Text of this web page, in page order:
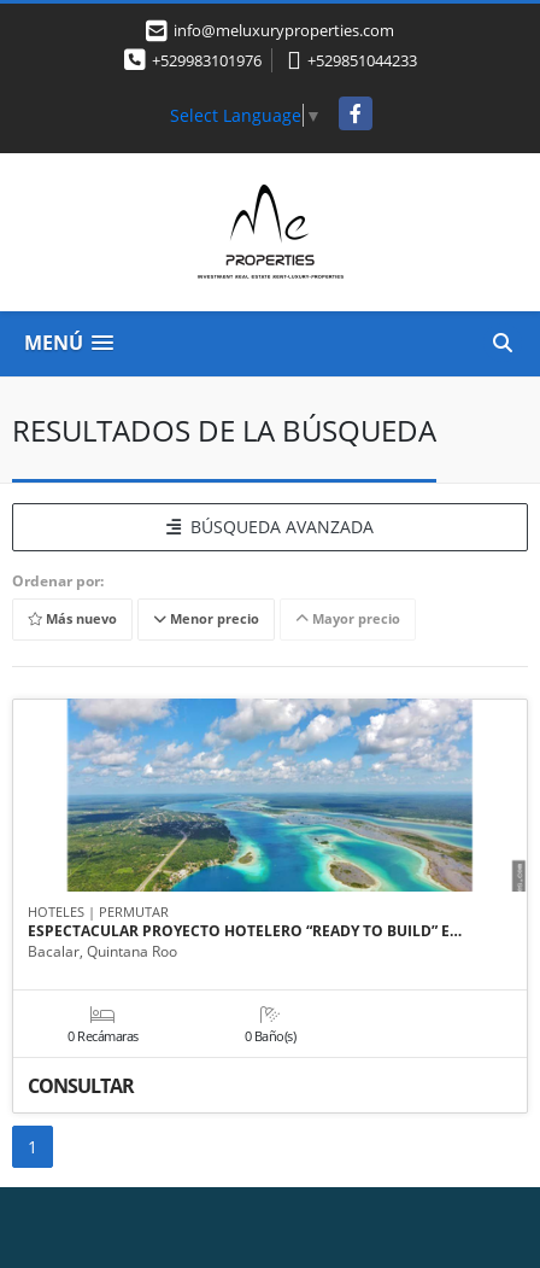
info@meluxuryproperties.com
+529983101976
+529851044233
Select Language ▼ Facebook
MENÚ
RESULTADOS DE LA BÚSQUEDA
BÚSQUEDA AVANZADA
Ordenar por:
Más nuevo Menor precio Mayor precio
HOTELES | PERMUTAR
ESPECTACULAR PROYECTO HOTELERO “READY TO BUILD” E…
Bacalar, Quintana Roo
0 Recámaras 0 Baño(s)
CONSULTAR
1